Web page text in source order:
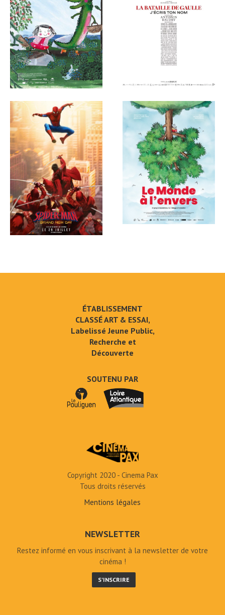
ÉTABLISSEMENT
CLASSÉ ART & ESSAI,
Labelissé Jeune Public,
Recherche et
Découverte
SOUTENU PAR
Copyright 2020 - Cinema Pax
Tous droits réservés
Mentions légales
NEWSLETTER
Restez informé en vous inscrivant à la newsletter de votre
cinéma !
S'INSCRIRE